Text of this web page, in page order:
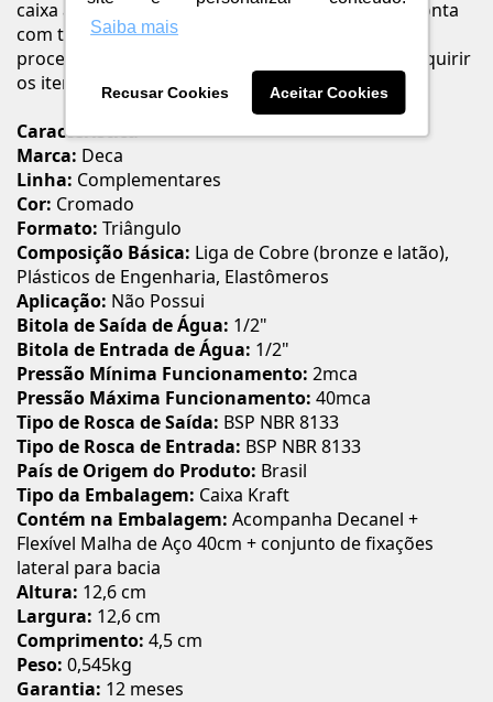
Saiba mais
Recusar Cookies Aceitar Cookies
caixa acoplada. Esse kit para banheiro e lavabo conta
com todas as peças essenciais para realizar o
procedimento, dispensando a necessidade de adquirir
os itens de instalação separadamente.
Característica
Marca: Deca
Linha: Complementares
Cor: Cromado
Formato: Triângulo
Composição Básica: Liga de Cobre (bronze e latão),
Plásticos de Engenharia, Elastômeros
Aplicação: Não Possui
Bitola de Saída de Água: 1/2"
Bitola de Entrada de Água: 1/2"
Pressão Mínima Funcionamento: 2mca
Pressão Máxima Funcionamento: 40mca
Tipo de Rosca de Saída: BSP NBR 8133
Tipo de Rosca de Entrada: BSP NBR 8133
País de Origem do Produto: Brasil
Tipo da Embalagem: Caixa Kraft
Contém na Embalagem: Acompanha Decanel +
Flexível Malha de Aço 40cm + conjunto de fixações
lateral para bacia
Altura: 12,6 cm
Largura: 12,6 cm
Comprimento: 4,5 cm
Peso: 0,545kg
Garantia: 12 meses